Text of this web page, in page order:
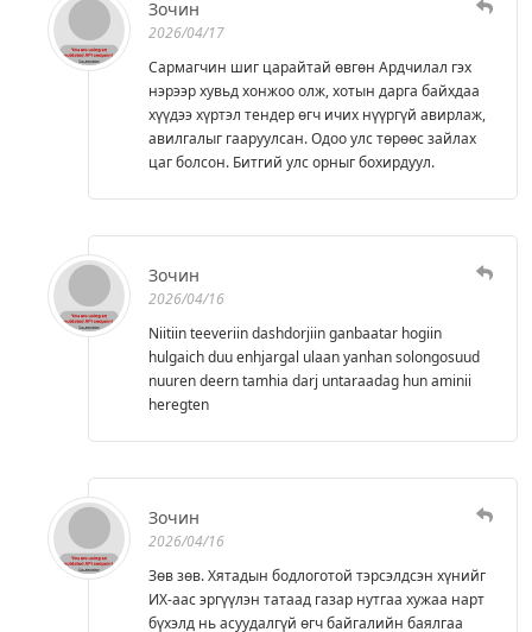
Зочин
2026/04/17
Сармагчин шиг царайтай өвгөн Ардчилал гэх
нэрээр хувьд хонжоо олж, хотын дарга байхдаа
хүүдээ хүртэл тендер өгч ичих нүүргүй авирлаж,
авилгалыг гааруулсан. Одоо улс төрөөс зайлах
цаг болсон. Битгий улс орныг бохирдуул.
Зочин
2026/04/16
Niitiin teeveriin dashdorjiin ganbaatar hogiin
hulgaich duu enhjargal ulaan yanhan solongosuud
nuuren deern tamhia darj untaraadag hun aminii
heregten
Зочин
2026/04/16
Зөв зөв. Хятадын бодлоготой тэрсэлдсэн хүнийг
ИХ-аас эргүүлэн татаад газар нутгаа хужаа нарт
бүхэлд нь асуудалгүй өгч байгалийн баялгаа